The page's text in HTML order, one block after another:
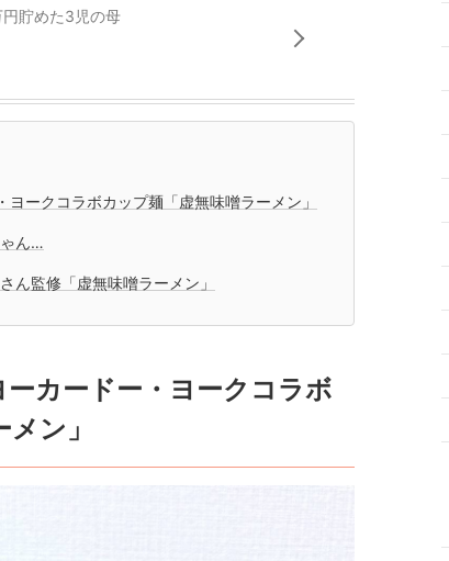
貯めた3児の母
ークコラボカップ麺「虚無味噌ラーメン」
ゃん…
ん監修「虚無味噌ラーメン」
カードー・ヨークコラボ
ン」